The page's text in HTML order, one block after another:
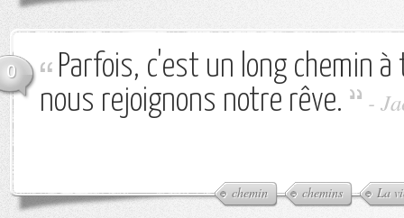
0
Parfois, c'est un long chemin
nous rejoignons notre rêve.
-
chemin chemins La